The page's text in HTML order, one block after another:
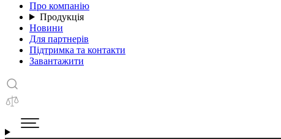
Про компанію
Продукція
Новини
Для партнерів
Підтримка та контакти
Завантажити